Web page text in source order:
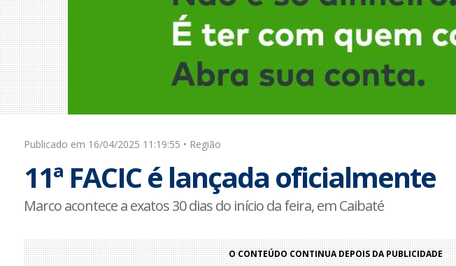
Publicado em 16/04/2025 11:19:55 • Região
11ª FACIC é lançada oficialmente
Marco acontece a exatos 30 dias do início da feira, em Caibaté
O CONTEÚDO CONTINUA DEPOIS DA PUBLICIDADE